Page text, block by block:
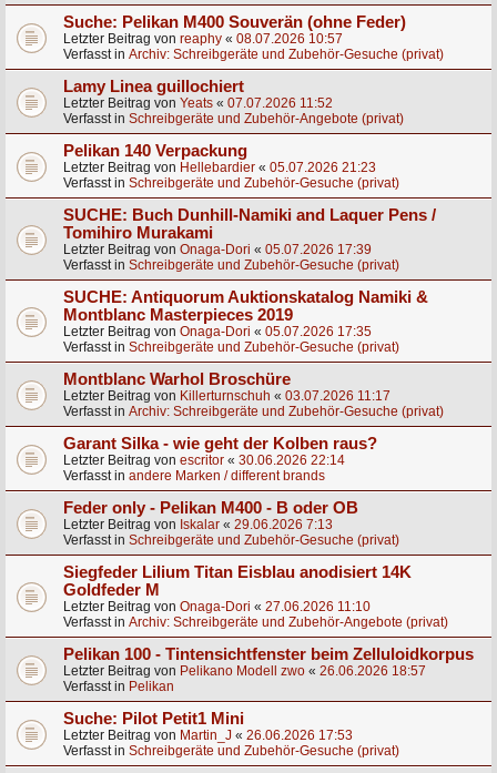
Suche: Pelikan M400 Souverän (ohne Feder)
Letzter Beitrag von reaphy « 08.07.2026 10:57
Verfasst in Archiv: Schreibgeräte und Zubehör-Gesuche (privat)
Lamy Linea guillochiert
Letzter Beitrag von Yeats « 07.07.2026 11:52
Verfasst in Schreibgeräte und Zubehör-Angebote (privat)
Pelikan 140 Verpackung
Letzter Beitrag von Hellebardier « 05.07.2026 21:23
Verfasst in Schreibgeräte und Zubehör-Gesuche (privat)
SUCHE: Buch Dunhill-Namiki and Laquer Pens /
Tomihiro Murakami
Letzter Beitrag von Onaga-Dori « 05.07.2026 17:39
Verfasst in Schreibgeräte und Zubehör-Gesuche (privat)
SUCHE: Antiquorum Auktionskatalog Namiki &
Montblanc Masterpieces 2019
Letzter Beitrag von Onaga-Dori « 05.07.2026 17:35
Verfasst in Schreibgeräte und Zubehör-Gesuche (privat)
Montblanc Warhol Broschüre
Letzter Beitrag von Killerturnschuh « 03.07.2026 11:17
Verfasst in Archiv: Schreibgeräte und Zubehör-Gesuche (privat)
Garant Silka - wie geht der Kolben raus?
Letzter Beitrag von escritor « 30.06.2026 22:14
Verfasst in andere Marken / different brands
Feder only - Pelikan M400 - B oder OB
Letzter Beitrag von Iskalar « 29.06.2026 7:13
Verfasst in Schreibgeräte und Zubehör-Gesuche (privat)
Siegfeder Lilium Titan Eisblau anodisiert 14K
Goldfeder M
Letzter Beitrag von Onaga-Dori « 27.06.2026 11:10
Verfasst in Archiv: Schreibgeräte und Zubehör-Angebote (privat)
Pelikan 100 - Tintensichtfenster beim Zelluloidkorpus
Letzter Beitrag von Pelikano Modell zwo « 26.06.2026 18:57
Verfasst in Pelikan
Suche: Pilot Petit1 Mini
Letzter Beitrag von Martin_J « 26.06.2026 17:53
Verfasst in Schreibgeräte und Zubehör-Gesuche (privat)